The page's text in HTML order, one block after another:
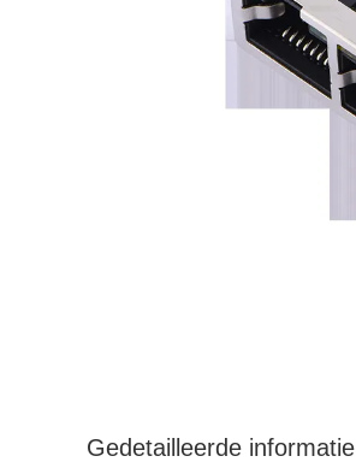
Gedetailleerde informatie